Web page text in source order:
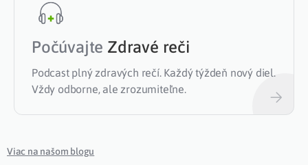
Počúvajte Zdravé reči
Podcast plný zdravých rečí. Každý týždeň nový diel.
Vždy odborne, ale zrozumiteľne.
Viac na našom blogu